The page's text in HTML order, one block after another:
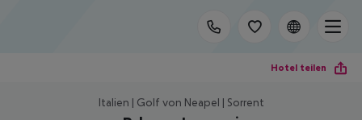
Hotel teilen
Italien | Golf von Neapel | Sorrent